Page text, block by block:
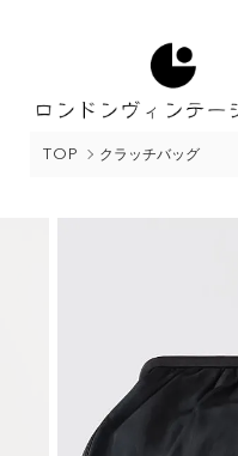
TOP クラッチバッグ